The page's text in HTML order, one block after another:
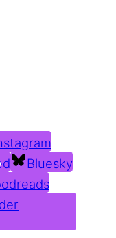
Bluesky